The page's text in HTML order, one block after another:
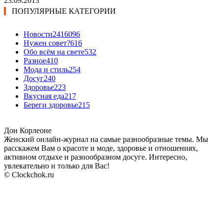
ПОПУЛЯРНЫЕ КАТЕГОРИИ
Новости2416096
Нужен совет?616
Обо всём на свете532
Разное410
Мода и стиль254
Досуг240
Здоровье223
Вкусная еда217
Береги здоровье215
Дон Корлеоне
Женский онлайн-журнал на самые разнообразные темы. Мы
расскажем Вам о красоте и моде, здоровье и отношениях,
активном отдыхе и разнообразном досуге. Интересно,
увлекательно и только для Вас!
© Clockchok.ru